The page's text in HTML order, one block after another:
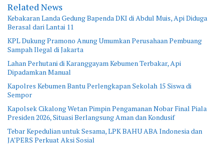
Related News
Kebakaran Landa Gedung Bapenda DKI di Abdul Muis, Api Diduga
Berasal dari Lantai 11
KPL Dukung Pramono Anung Umumkan Perusahaan Pembuang
Sampah Ilegal di Jakarta
Lahan Perhutani di Karanggayam Kebumen Terbakar, Api
Dipadamkan Manual
Kapolres Kebumen Bantu Perlengkapan Sekolah 15 Siswa di
Sempor
Kapolsek Cikalong Wetan Pimpin Pengamanan Nobar Final Piala
Presiden 2026, Situasi Berlangsung Aman dan Kondusif
Tebar Kepedulian untuk Sesama, LPK BAHU ABA Indonesia dan
JA’PERS Perkuat Aksi Sosial